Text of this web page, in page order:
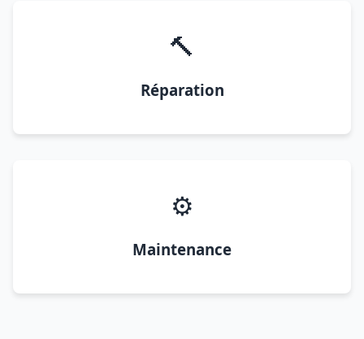
🔨
Réparation
⚙️
Maintenance